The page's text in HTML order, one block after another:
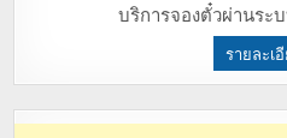
บริการจองตั๋วผ่านระ
รายละเ